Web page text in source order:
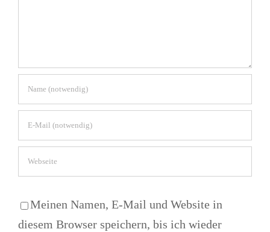
Meinen Namen, E-Mail und Website in
diesem Browser speichern, bis ich wieder